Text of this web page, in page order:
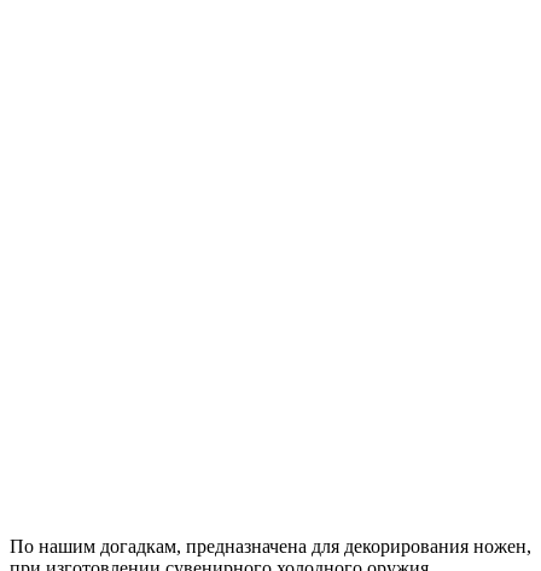
По нашим догадкам, предназначена для декорирования ножен,